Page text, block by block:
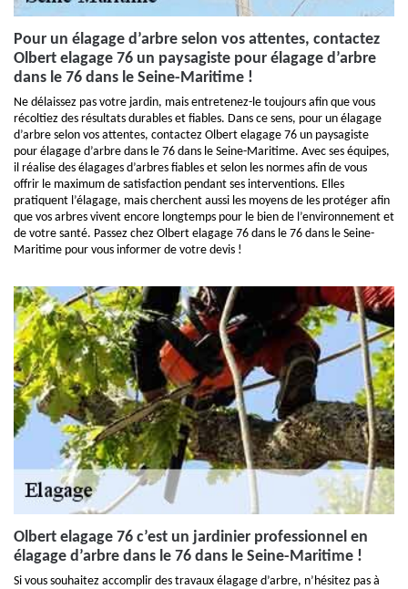
Pour un élagage d’arbre selon vos attentes, contactez
Olbert elagage 76 un paysagiste pour élagage d’arbre
dans le 76 dans le Seine-Maritime !
Ne délaissez pas votre jardin, mais entretenez-le toujours afin que vous
récoltiez des résultats durables et fiables. Dans ce sens, pour un élagage
d’arbre selon vos attentes, contactez Olbert elagage 76 un paysagiste
pour élagage d’arbre dans le 76 dans le Seine-Maritime. Avec ses équipes,
il réalise des élagages d’arbres fiables et selon les normes afin de vous
offrir le maximum de satisfaction pendant ses interventions. Elles
pratiquent l’élagage, mais cherchent aussi les moyens de les protéger afin
que vos arbres vivent encore longtemps pour le bien de l’environnement et
de votre santé. Passez chez Olbert elagage 76 dans le 76 dans le Seine-
Maritime pour vous informer de votre devis !
Olbert elagage 76 c’est un jardinier professionnel en
élagage d’arbre dans le 76 dans le Seine-Maritime !
Si vous souhaitez accomplir des travaux élagage d’arbre, n’hésitez pas à